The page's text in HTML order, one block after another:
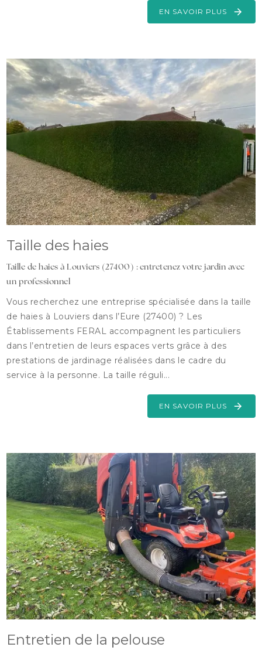
EN SAVOIR PLUS
Taille des haies
Taille de haies à Louviers (27400) : entretenez votre jardin avec
un professionnel
Vous recherchez une entreprise spécialisée dans la taille
de haies à Louviers dans l’Eure (27400) ? Les
Établissements FERAL accompagnent les particuliers
dans l’entretien de leurs espaces verts grâce à des
prestations de jardinage réalisées dans le cadre du
service à la personne. La taille réguli...
EN SAVOIR PLUS
Entretien de la pelouse